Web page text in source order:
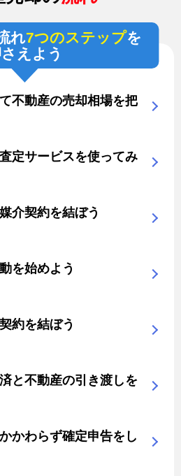
れ7つのステップを
えよう
不動産の売却相場を把
定サービスを使ってみ
介契約を結ぼう
を始めよう
約を結ぼう
と不動産の引き渡しを
かわらず確定申告をし